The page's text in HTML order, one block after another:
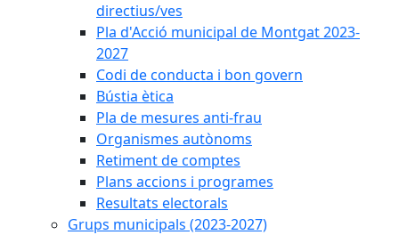
directius/ves
Pla d'Acció municipal de Montgat 2023-
2027
Codi de conducta i bon govern
Bústia ètica
Pla de mesures anti-frau
Organismes autònoms
Retiment de comptes
Plans accions i programes
Resultats electorals
Grups municipals (2023-2027)